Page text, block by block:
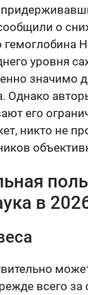
о
гемоглобина
уровня
значимо
Однако
его
никто не
в
всего за